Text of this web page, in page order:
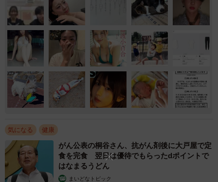
気になる 健康
がん公表の桐谷さん、抗がん剤後に大戸屋で定
食を完食 翌日は優待でもらったdポイントで
はなまるうどん
まいどなトピック